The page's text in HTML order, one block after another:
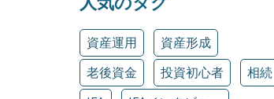
資産運用
資産形成
老後資金
投資初心者
相続